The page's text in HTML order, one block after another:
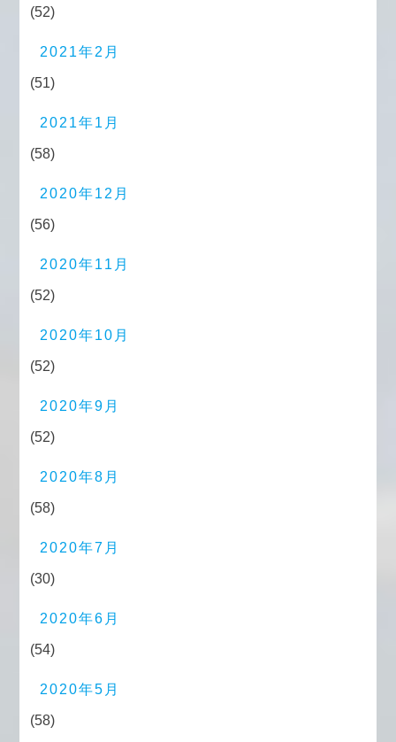
(52)
2021年2月
(51)
2021年1月
(58)
2020年12月
(56)
2020年11月
(52)
2020年10月
(52)
2020年9月
(52)
2020年8月
(58)
2020年7月
(30)
2020年6月
(54)
2020年5月
(58)